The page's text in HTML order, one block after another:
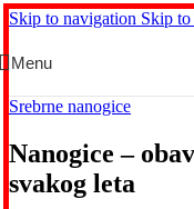
Skip to navigation Skip
Menu
Srebrne nanogice
Nanogice –
svakog leta